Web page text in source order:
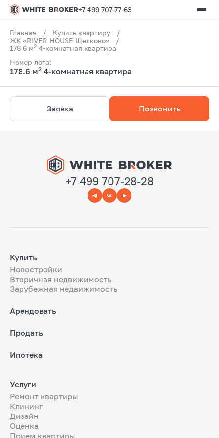
+7 499 707-77-63
Главная / Купить квартиру
/
ЖК «RIVER HOUSE Щелково»
/
178.6 м2 4-комнатная квартира
Номер лота:
178.6 м2 4-комнатная квартира
Заявка Позвонить
+7 499 707-28-28
Купить
Новостройки
Вторичная недвижимость
Зарубежная недвижимость
Арендовать
Продать
Ипотека
Услуги
Ремонт квартиры
Клининг
Дизайн
Оценка
Прием квартиры